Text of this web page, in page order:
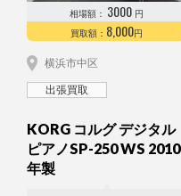
相場額： 3000 円
買取額： 8,000円
横浜市中区
出張買取
KORG コルグ デジタル
ピアノSP-250 WS 2010
年製